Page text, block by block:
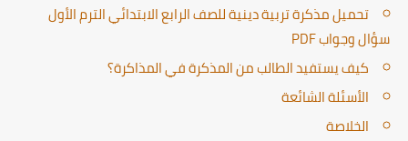
تحميل مذكرة تربية دينية للصف الرابع الابتدائي الترم الأول
سؤال وجواب PDF
كيف يستفيد الطالب من المذكرة في المذاكرة؟
الأسئلة الشائعة
الخلاصة